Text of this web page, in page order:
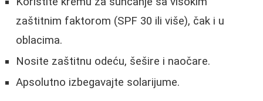
zaštitnim faktorom (SPF 30 ili više), čak i u
oblacima.
Nosite zaštitnu odeću, šešire i naočare.
Apsolutno izbegavajte solarijume.